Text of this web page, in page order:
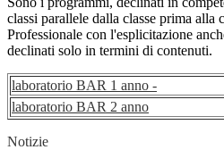
classi parallele dalla classe prima alla
Professionale con l'esplicitazione
declinati solo in termini di contenuti.
laboratorio BAR 1 anno -
laboratorio BAR 2 anno
Notizie